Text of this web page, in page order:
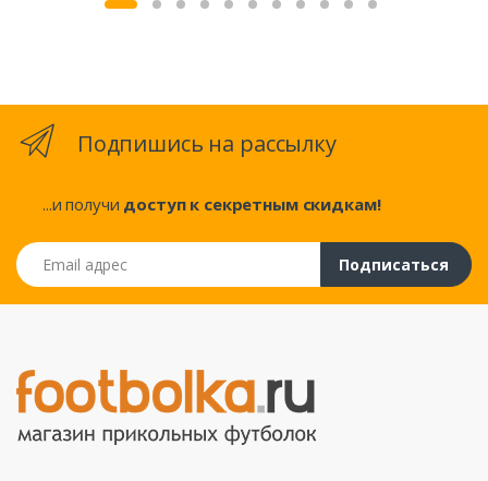
Подпишись на рассылку
...и получи доступ к секретным скидкам!
Email адрес
Подписаться